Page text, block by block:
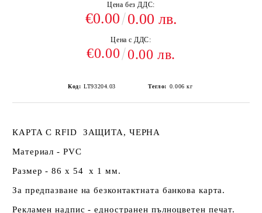
Цена без ДДС:
€0.00 0.00 лв.
Цена с ДДС:
€0.00 0.00 лв.
Код: LT93204.03 Тегло: 0.006 кг
КАРТА С RFID ЗАЩИТА, ЧЕРНА
Материал - PVC
Размер - 86 х 54 х 1 мм.
За предпазване на безконтактната банкова карта.
Рекламен надпис - едностранен пълноцветен печат.